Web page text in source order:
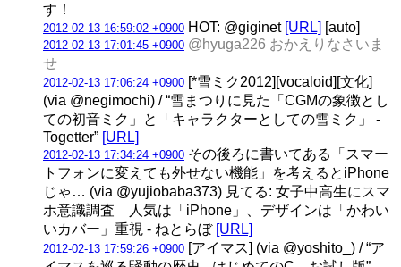
す！
2012-02-13 16:59:02 +0900 HOT: @giginet [URL] [auto]
2012-02-13 17:01:45 +0900 @hyuga226 おかえりなさいま
せ
2012-02-13 17:06:24 +0900 [*雪ミク2012][vocaloid][文化]
(via @negimochi) / “雪まつりに見た「CGMの象徴とし
ての初音ミク」と「キャラクターとしての雪ミク」 -
Togetter” [URL]
2012-02-13 17:34:24 +0900 その後ろに書いてある「スマー
トフォンに変えても外せない機能」を考えるとiPhone
じゃ… (via @yujiobaba373) 見てる: 女子中高生にスマ
ホ意識調査 人気は「iPhone」、デザインは「かわい
いカバー」重視 - ねとらぼ [URL]
2012-02-13 17:59:26 +0900 [アイマス] (via @yoshito_) / “ア